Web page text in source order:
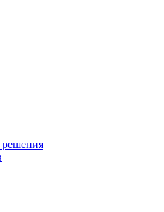
решения